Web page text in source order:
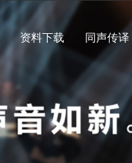
资料下载 同声传译